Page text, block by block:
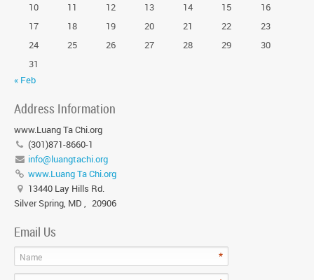
10
11 12 13 14 15
16
17
18 19 20 21 22
23
24
25 26 27 28 29
30
31
« Feb
Address Information
www.Luang Ta Chi.org
(301)871-8660-1
info@luangtachi.org
www.Luang Ta Chi.org
13440 Lay Hills Rd.
Silver Spring, MD , 20906
Email Us
Name *